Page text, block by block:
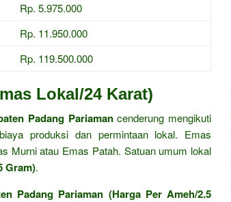
Rp. 5.975.000
Rp. 11.950.000
Rp. 119.500.000
Lokal/24 Karat)
Padang Pariamancenderung mengikuti
produksi dan permintaan lokal. Emas
Murni atau Emas Patah. Satuan umum lokal
Gram).
Padang Pariaman (Harga Per Ameh/2.5